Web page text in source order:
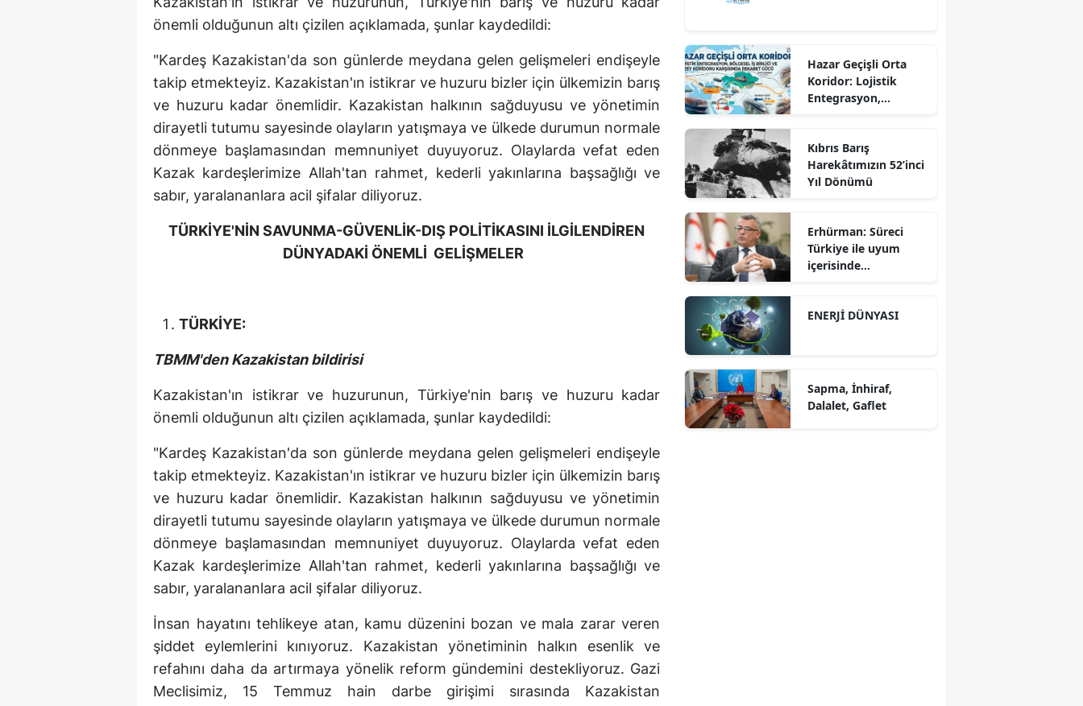
önemli olduğunun altı çizilen açıklamada, şunlar kaydedildi:
"Kardeş Kazakistan'da son günlerde meydana gelen gelişmeleri endişeyle
takip etmekteyiz. Kazakistan'ın istikrar ve huzuru bizler için ülkemizin barış
ve huzuru kadar önemlidir. Kazakistan halkının sağduyusu ve yönetimin
dirayetli tutumu sayesinde olayların yatışmaya ve ülkede durumun normale
dönmeye başlamasından memnuniyet duyuyoruz. Olaylarda vefat eden
Kazak kardeşlerimize Allah'tan rahmet, kederli yakınlarına başsağlığı ve
sabır, yaralananlara acil şifalar diliyoruz.
TÜRKİYE'NİN SAVUNMA-GÜVENLİK-DIŞ POLİTİKASINI İLGİLENDİREN
DÜNYADAKİ ÖNEMLİ GELİŞMELER
TÜRKİYE:
TBMM'den Kazakistan bildirisi
Kazakistan'ın istikrar ve huzurunun, Türkiye'nin barış ve huzuru kadar
önemli olduğunun altı çizilen açıklamada, şunlar kaydedildi:
"Kardeş Kazakistan'da son günlerde meydana gelen gelişmeleri endişeyle
takip etmekteyiz. Kazakistan'ın istikrar ve huzuru bizler için ülkemizin barış
ve huzuru kadar önemlidir. Kazakistan halkının sağduyusu ve yönetimin
dirayetli tutumu sayesinde olayların yatışmaya ve ülkede durumun normale
dönmeye başlamasından memnuniyet duyuyoruz. Olaylarda vefat eden
Kazak kardeşlerimize Allah'tan rahmet, kederli yakınlarına başsağlığı ve
sabır, yaralananlara acil şifalar diliyoruz.
İnsan hayatını tehlikeye atan, kamu düzenini bozan ve mala zarar veren
şiddet eylemlerini kınıyoruz. Kazakistan yönetiminin halkın esenlik ve
refahını daha da artırmaya yönelik reform gündemini destekliyoruz. Gazi
Meclisimiz, 15 Temmuz hain darbe girişimi sırasında Kazakistan
Hazar Geçişli Orta
Koridor: Lojistik
Entegrasyon,
Karşısında Rekabet
Gücü
Kıbrıs Barış
Harekâtımızın 52’inci
Yıl Dönümü
Erhürman: Süreci
Türkiye ile uyum
içerisinde
ENERJİ DÜNYASI
Sapma, İnhiraf,
Dalalet, Gaflet